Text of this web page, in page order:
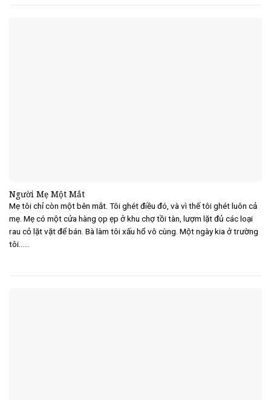
Người Mẹ Một Mắt
Mẹ tôi chỉ còn một bên mắt. Tôi ghét điều đó, và vì thế tôi ghét luôn cả
mẹ. Mẹ có một cửa hàng ọp ẹp ở khu chợ tồi tàn, lượm lặt đủ các loại
rau cỏ lặt vặt để bán. Bà làm tôi xấu hổ vô cùng. Một ngày kia ở trường
tôi......